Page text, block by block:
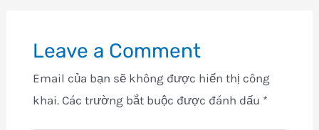
Leave a Comment
Email của bạn sẽ không được hiển thị công
khai. Các trường bắt buộc được đánh dấu *